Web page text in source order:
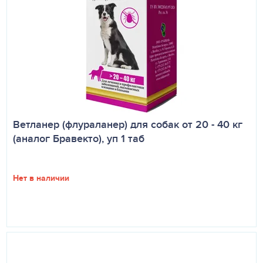
проглотила необходимую дозу препарата.
Повторное применение препарата осуществляют через
Следует избегать нарушения рекомендуемого
интервала при повторном применении препарата, так
как это может привести к снижению эффективности. В
случае пропуска очередного приема применение
возобновляют в той же дозе по той же схеме.
ПОБОЧНЫЕ ДЕЙСТВИЯ
После применения препарата возможно проявление
слюнотечение; очень редко (менее 1 из 10 000
Ветланер (флураланер) для собак от 20 - 40 кг
(аналог Бравекто), уп 1 таб
Нет в наличии